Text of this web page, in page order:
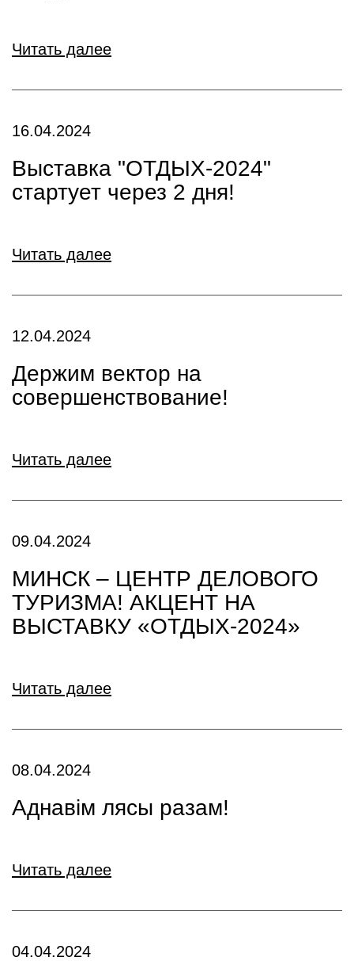
Читать далее
16.04.2024
Выставка "ОТДЫХ-2024"
стартует через 2 дня!
Читать далее
12.04.2024
Держим вектор на
совершенствование!
Читать далее
09.04.2024
МИНСК – ЦЕНТР ДЕЛОВОГО
ТУРИЗМА! АКЦЕНТ НА
ВЫСТАВКУ «ОТДЫХ-2024»
Читать далее
08.04.2024
Аднавiм лясы разам!
Читать далее
04.04.2024